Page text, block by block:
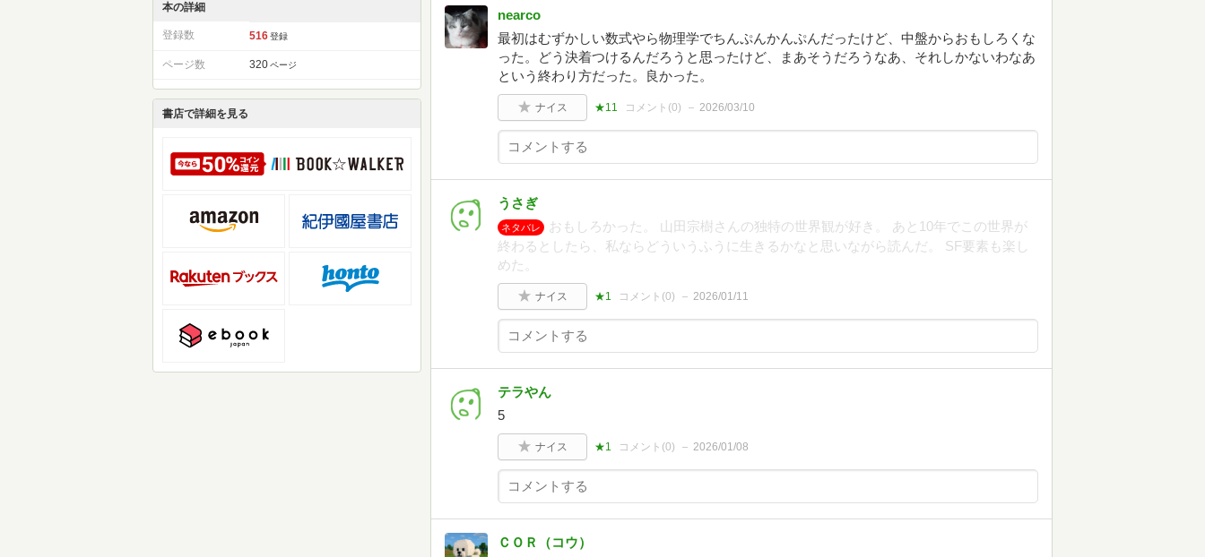
本の詳細
登録数 516 登録
ページ数 320 ページ
書店で詳細を見る
nearco
最初はむずかしい数式やら物理学でちんぷんかんぷんだったけど、中盤からおもしろくな
った。どう決着つけるんだろうと思ったけど、まあそうだろうなあ、それしかないわなあ
という終わり方だった。良かった。
ナイス ★11 コメント(0) 2026/03/10
うさぎ
ネタバレ
おもしろかった。 山田宗樹さんの独特の世界観が好き。 あと10年でこの世界が
終わるとしたら、私ならどういうふうに生きるかなと思いながら読んだ。 SF要素も楽し
めた。
ナイス ★1 コメント(0) 2026/01/11
テラやん
5
ナイス ★1 コメント(0) 2026/01/08
ＣＯＲ（コウ）